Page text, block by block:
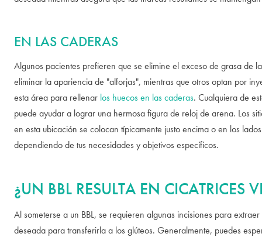
EN LAS CADERAS
Algunos pacientes prefieren que se elimine el exceso de grasa de
eliminar la apariencia de "alforjas", mientras que otros optan por
esta área para rellenar los huecos en las caderas. Cualquiera de
puede ayudar a lograr una hermosa figura de reloj de arena. Los
en esta ubicación se colocan típicamente justo encima o en los
dependiendo de tus necesidades y objetivos específicos.
¿UN BBL RESULTA EN CICATRICES
Al someterse a un BBL, se requieren algunas incisiones para
deseada para transferirla a los glúteos. Generalmente, puedes